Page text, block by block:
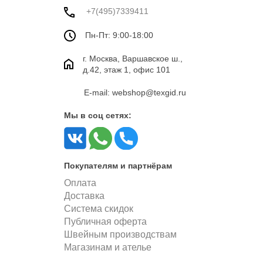
+7(495)7339411
Пн-Пт: 9:00-18:00
г. Москва, Варшавское ш.,
д.42, этаж 1, офис 101
E-mail: webshop@texgid.ru
Мы в соц сетях:
Покупателям и партнёрам
Оплата
Доставка
Система скидок
Публичная оферта
Швейным производствам
Магазинам и ателье